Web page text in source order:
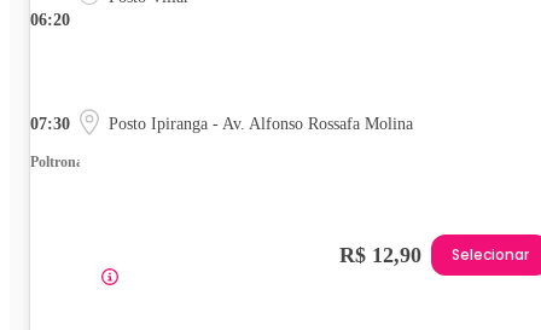
06:20
07:30 Posto Ipiranga - Av. Alfonso Rossafa Molina
Poltrona
R$ 12,90 Selecionar